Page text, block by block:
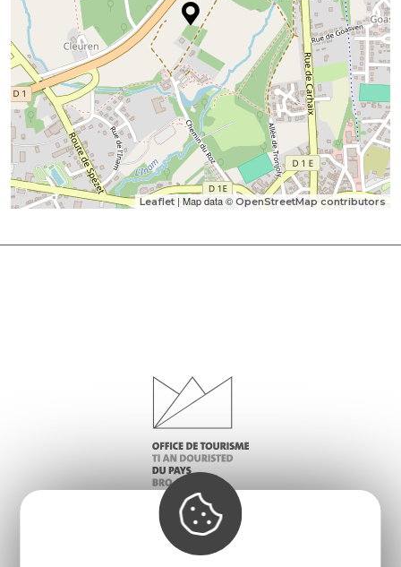
Leaflet | Map data © OpenStreetMap contributors